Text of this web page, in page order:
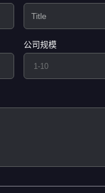
公司规模